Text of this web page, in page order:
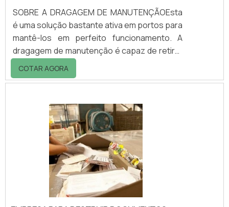
SOBRE A DRAGAGEM DE MANUTENÇÃOEsta
é uma solução bastante ativa em portos para
mantê-los em perfeito funcionamento. A
dragagem de manutenção é capaz de retirar
grandes quantidades de materiais
contaminados de águas portuárias em
correta, a dragagem de manutenção garante
maior segurança no transporte de navios
pelos portos. Para a realização deste
processo de dragagem é necessário uma
ampla abordagem e conhecimento da
dinâmica dos estuários, já que o procedime.
COTAR AGORA